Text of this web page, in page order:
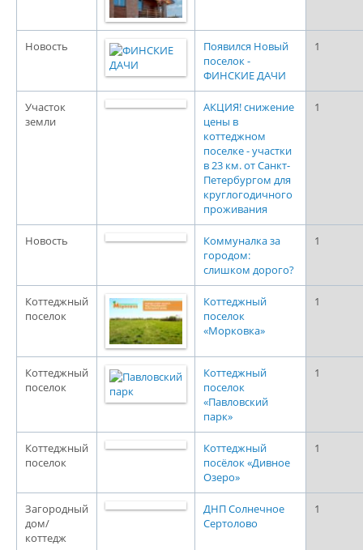
Новость
Появился Новый
поселок -
ФИНСКИЕ ДАЧИ
1
Участок
земли
АКЦИЯ! снижение
цены в
коттеджном
поселке - участки
в 23 км. от Санкт-
Петербургом для
круглогодичного
проживания
1
Новость
Коммуналка за
городом:
слишком дорого?
1
Коттеджный
поселок
Коттеджный
поселок
«Морковка»
1
Коттеджный
поселок
Коттеджный
поселок
«Павловский
парк»
1
Коттеджный
поселок
Коттеджный
посёлок «Дивное
Озеро»
1
Загородный
дом/
коттедж
ДНП Солнечное
Сертолово
1